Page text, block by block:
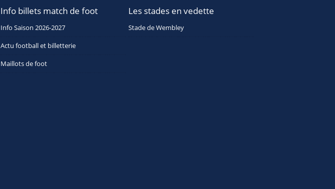
Info billets match de foot
Info Saison 2026-2027
Actu football et billetterie
Maillots de foot
Les stades en vedette
Stade de Wembley